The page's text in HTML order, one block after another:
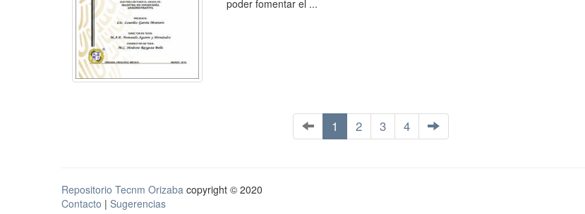
poder fomentar el ...
1 2 3 4
Repositorio Tecnm Orizaba copyright © 2020
Contacto | Sugerencias